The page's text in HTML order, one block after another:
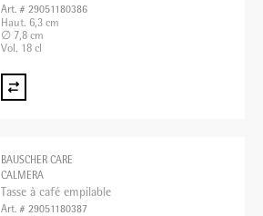
Art. # 29051180386
Haut. 6,3 cm
∅ 7,8 cm
Vol. 18 cl
BAUSCHER CARE
CALMERA
Tasse à café empilable
Art. # 29051180387